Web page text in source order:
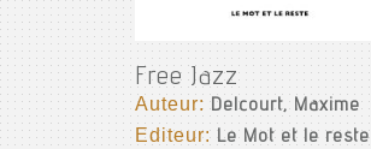
Free Jazz
Auteur:Delcourt, Maxime
Editeur: Le Mot et le reste